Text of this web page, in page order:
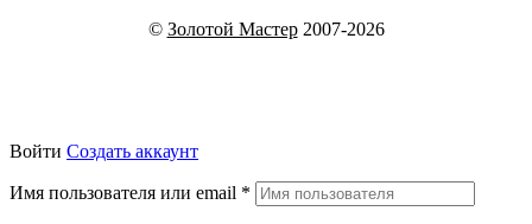
© Золотой Мастер2007-2026
Войти Создать аккаунт
Имя пользователя или email *